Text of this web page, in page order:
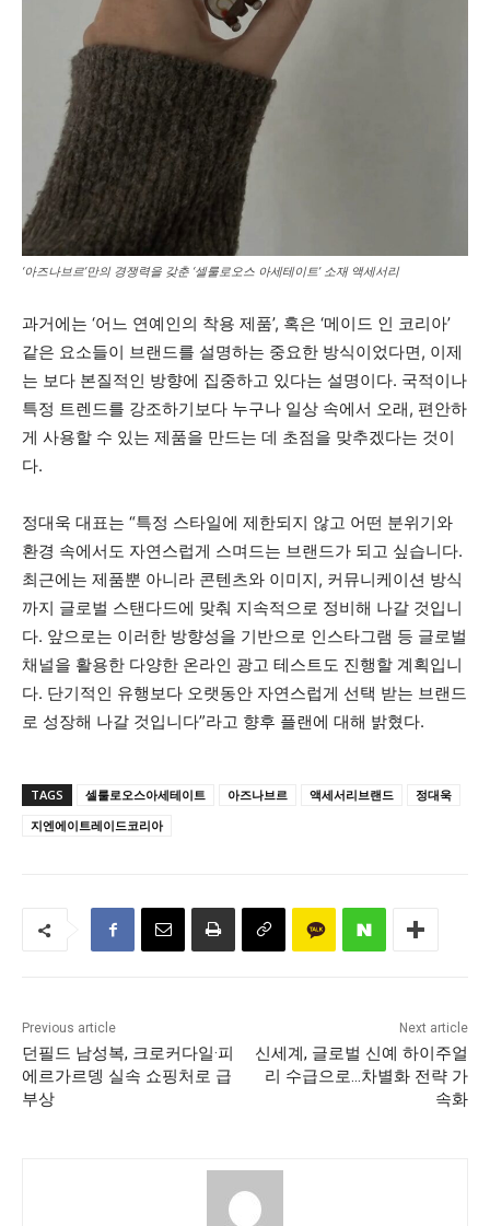
‘아즈나브르’만의 경쟁력을 갖춘 ‘셀룰로오스 아세테이트’ 소재 액세서리
과거에는 ‘어느 연예인의 착용 제품’, 혹은 ‘메이드 인 코리아’
같은 요소들이 브랜드를 설명하는 중요한 방식이었다면, 이제
는 보다 본질적인 방향에 집중하고 있다는 설명이다. 국적이나
특정 트렌드를 강조하기보다 누구나 일상 속에서 오래, 편안하
게 사용할 수 있는 제품을 만드는 데 초점을 맞추겠다는 것이
다.
정대욱 대표는 “특정 스타일에 제한되지 않고 어떤 분위기와
환경 속에서도 자연스럽게 스며드는 브랜드가 되고 싶습니다.
최근에는 제품뿐 아니라 콘텐츠와 이미지, 커뮤니케이션 방식
까지 글로벌 스탠다드에 맞춰 지속적으로 정비해 나갈 것입니
다. 앞으로는 이러한 방향성을 기반으로 인스타그램 등 글로벌
채널을 활용한 다양한 온라인 광고 테스트도 진행할 계획입니
다. 단기적인 유행보다 오랫동안 자연스럽게 선택 받는 브랜드
로 성장해 나갈 것입니다”라고 향후 플랜에 대해 밝혔다.
TAGS 셀룰로오스아세테이트 아즈나브르 액세서리브랜드
정대욱
지엔에이트레이드코리아
Previous article
던필드 남성복, 크로커다일·피
에르가르뎅 실속 쇼핑처로 급
부상
Next article
신세계, 글로벌 신예 하이주얼
리 수급으로…차별화 전략 가
속화